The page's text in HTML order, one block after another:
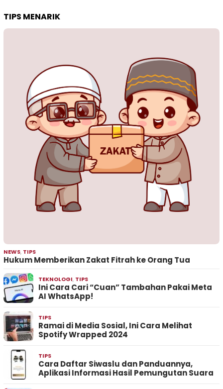
TIPS MENARIK
NEWS, TIPS
Hukum Memberikan Zakat Fitrah ke Orang Tua
TEKNOLOGI, TIPS
Ini Cara Cari “Cuan” Tambahan Pakai Meta
AI WhatsApp!
TIPS
Ramai di Media Sosial, Ini Cara Melihat
Spotify Wrapped 2024
TIPS
Cara Daftar Siwaslu dan Panduannya,
Aplikasi Informasi Hasil Pemungutan Suara